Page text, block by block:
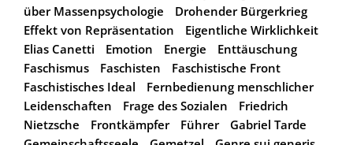
über Massenpsychologie
Drohender Bürgerkrieg
Effekt von Repräsentation
Eigentliche Wirklichkeit
Elias Canetti
Emotion Energie
Enttäuschung
Faschismus
Faschisten
Faschistische Front
Faschistisches Ideal
Fernbedienung menschlicher
Leidenschaften
Frage des Sozialen
Friedrich
Nietzsche
Frontkämpfer Führer
Gabriel Tarde